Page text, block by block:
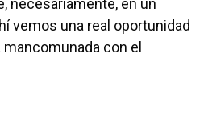
necesariamente, en un
vemos una real oportunidad
con el